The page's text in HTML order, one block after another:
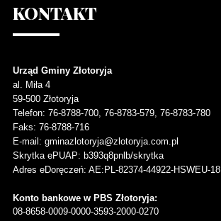
KONTAKT
Urząd Gminy Złotoryja
al. Miła 4
59-500 Złotoryja
Telefon: 76-8788-700, 76-8783-579, 76-8783-780
Faks: 76-8788-716
E-mail: gminazlotoryja@zlotoryja.com.pl
Skrytka ePUAP: b393q8pnlb/skrytka
Adres eDoręczeń: AE:PL-82374-44922-HSWEU-18
Konto bankowe w PBS Złotoryja:
08-8658-0009-0000-3593-2000-0270